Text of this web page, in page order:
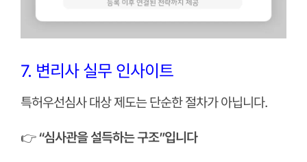
7. 변리사 실무 인사이트
특허우선심사 대상 제도는 단순한 절차가 아닙니다.
👉“심사관을 설득하는 구조”입니다